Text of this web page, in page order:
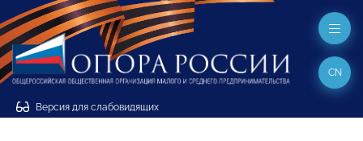
Версия для слабовидящих
CN